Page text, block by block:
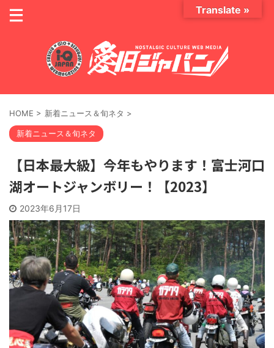
HOME > 新着ニュース＆旬ネタ >
新着ニュース＆旬ネタ
【日本最大級】今年もやります！富士河口
湖オートジャンボリー！【2023】
2023年6月17日
Translate »